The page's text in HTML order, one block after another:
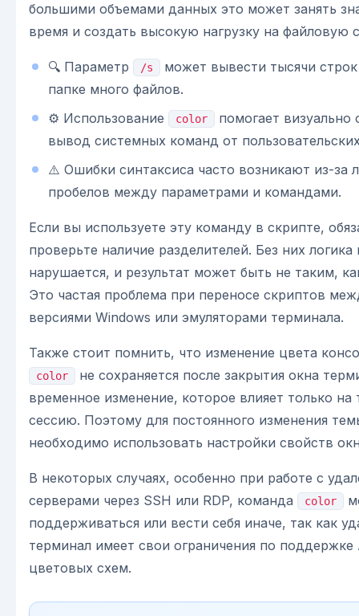
большими объемами данных это может занять
время и создать высокую нагрузку на файловую
🔍 Параметр /s
может вывести тысячи строк
папке много файлов.
⚙️ Использование
color
помогает визуально
вывод системных команд от
⚠️ Ошибки синтаксиса часто возникают из-за
пробелов между параметрами и командами.
Если вы используете эту команду в скрипте,
проверьте наличие разделителей. Без них
нарушается, и результат может быть не таким,
Это частая проблема при переносе скриптов
версиями Windows или эмуляторами терминала.
Также стоит помнить, что изменение цвета
color
не сохраняется после закрытия окна
временное изменение, которое влияет только
сессию. Поэтому для постоянного изменения
необходимо использовать настройки свойств
В некоторых случаях, особенно при работе с
серверами через SSH или RDP, команда
color
поддерживаться или вести себя иначе, так как
терминал имеет свои ограничения по
цветовых схем.